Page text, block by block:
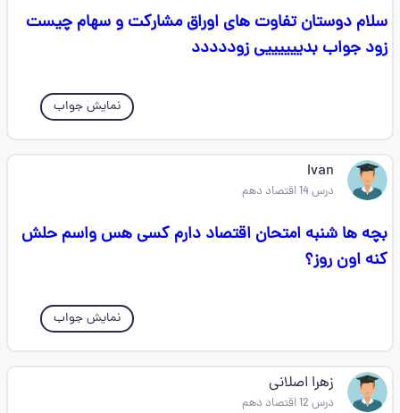
سلام دوستان تفاوت های اوراق مشارکت و سهام چیست
زود جواب بدییییییی زوددددد
نمایش جواب
Ivan
درس 14 اقتصاد دهم
بچه ها شنبه امتحان اقتصاد دارم کسی هس واسم حلش
کنه اون روز؟
نمایش جواب
زهرا اصلانی
درس 12 اقتصاد دهم